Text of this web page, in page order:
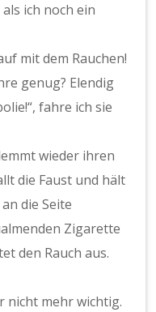
ich noch ein
mit dem Rauchen!
genug? Elendig
fahre ich sie
wieder ihren
die Faust und hält
die Seite
Zigarette
den Rauch aus.
nicht mehr wichtig.